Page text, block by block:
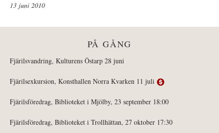
13 juni 2010
PÅ GÅNG
Fjärilsvandring, Kulturens Östarp 28 juni
Fjärilsexkursion, Konsthallen Norra Kvarken 11 juli
Fjärilsföredrag, Biblioteket i Mjölby, 23 september 18:00
Fjärilsföredrag, Biblioteket i Trollhättan, 27 oktober 17:30